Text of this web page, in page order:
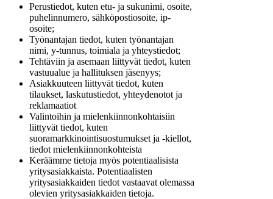
Perustiedot, kuten etu- ja sukunimi, osoite,
puhelinnumero, sähköpostiosoite, ip-
osoite;
Työnantajan tiedot, kuten työnantajan
nimi, y-tunnus, toimiala ja yhteystiedot;
Tehtäviin ja asemaan liittyvät tiedot, kuten
vastuualue ja hallituksen jäsenyys;
Asiakkuuteen liittyvät tiedot, kuten
tilaukset, laskutustiedot, yhteydenotot ja
reklamaatiot
Valintoihin ja mielenkiinnonkohtaisiin
liittyvät tiedot, kuten
suoramarkkinointisuostumukset ja -kiellot,
tiedot mielenkiinnonkohteista
Keräämme tietoja myös potentiaalisista
yritysasiakkaista. Potentiaalisten
yritysasiakkaiden tiedot vastaavat olemassa
olevien yritysasiakkaiden tietoja.